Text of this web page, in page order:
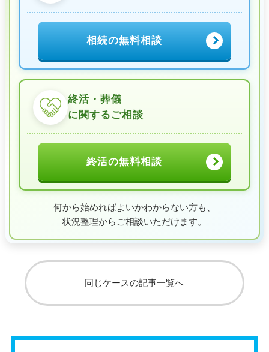
相続の無料相談
終活・葬儀
に関するご相談
終活の無料相談
何から始めればよいかわからない方も、
状況整理からご相談いただけます。
同じケースの記事一覧へ